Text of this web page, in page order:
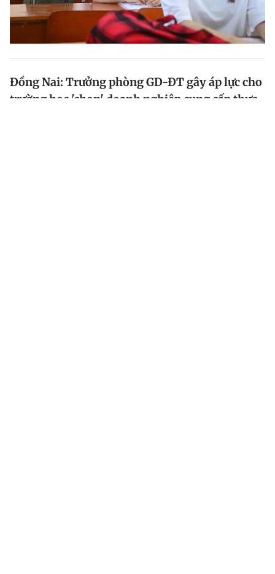
Đồng Nai: Trưởng phòng GD-ĐT gây áp lực cho
trường học 'chọn' doanh nghiệp cung cấp thực